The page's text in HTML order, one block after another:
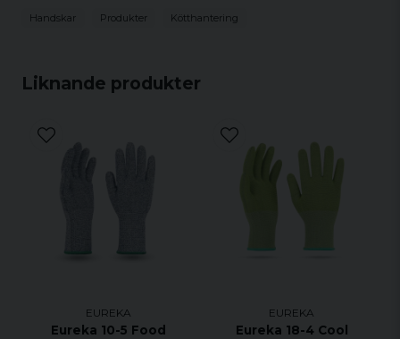
Liknande produkter
EUREKA
Eureka 10-5 Food
EUREKA
Eureka 18-4 Cool
Handskar Produkter Kötthantering